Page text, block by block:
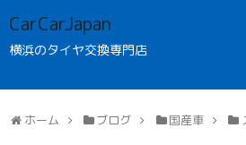
CarCarJapan
横浜のタイヤ交換専門店
ホーム ブログ 国産車